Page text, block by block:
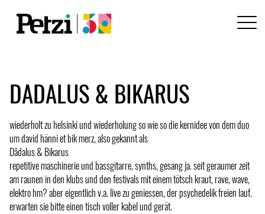
DADALUS & BIKARUS
wiederholt zu helsinki und wiederholung so wie so die kernidee von dem duo
um david hänni et bik merz, also gekannt als
Dâdalus & Bikarus
repetitive maschinerie und bassgitarre, synths, gesang ja. seit geraumer zeit
am raunen in den klubs und den festivals mit einem tötsch kraut, rave, wave,
elektro hm? aber eigentlich v.a. live zu geniessen, der psychedelik freien lauf.
erwarten sie bitte einen tisch voller kabel und gerät.